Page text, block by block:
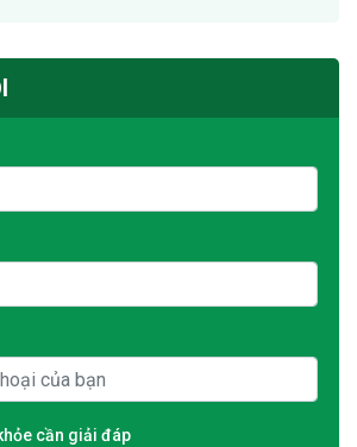
cần giải đáp